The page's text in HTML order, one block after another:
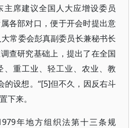
主席建议全国人大应增设委员
各部对口，便于开会时提出意
常委会彭真副委员长兼秘书长
查研究基础上，提出了在全国
、重工业、轻工业、农业、教
的设想。“[5]但不久，因反右斗
下来。
年地方组织法第十三条规